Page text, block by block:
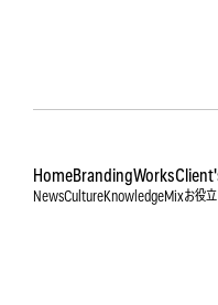
HomeBrandingWorks
NewsCultureKnowledgeMixお役